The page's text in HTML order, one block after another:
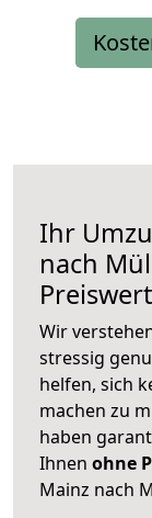
Ihr
nach
Preiswert
Wir
stressig
helfen, sich
machen zu
haben
Ihnen ohne
Mainz nach